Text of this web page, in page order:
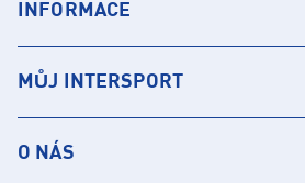
INFORMACE
MŮJ INTERSPORT
O NÁS